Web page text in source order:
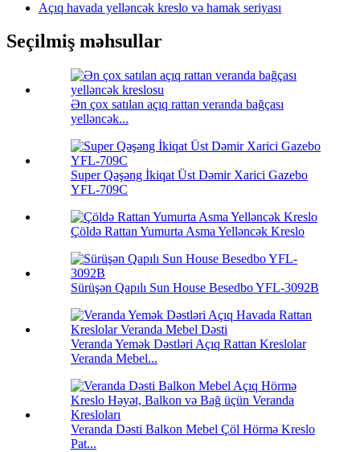
Açıq havada yelləncək kreslo və hamak seriyası
Seçilmiş məhsullar
Ən çox satılan açıq rattan veranda bağçası
yelləncək...
Super Qəşəng İkiqat Üst Dəmir Xarici Gazebo
YFL-709C
Çöldə Rattan Yumurta Asma Yelləncək Kreslo
Sürüşən Qapılı Sun House Besedbo YFL-3092B
Veranda Yemək Dəstləri Açıq Rattan Kreslolar
Veranda Mebel...
Veranda Dəsti Balkon Mebel Çöl Hörmə Kreslo
Pat...